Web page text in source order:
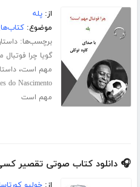
از:پله
موضوع:
برچسب‌ها:
گویا چرا
مهم است،
do Nascimento
مهم است
🎧 دانلود کتاب صوتی تقصیر